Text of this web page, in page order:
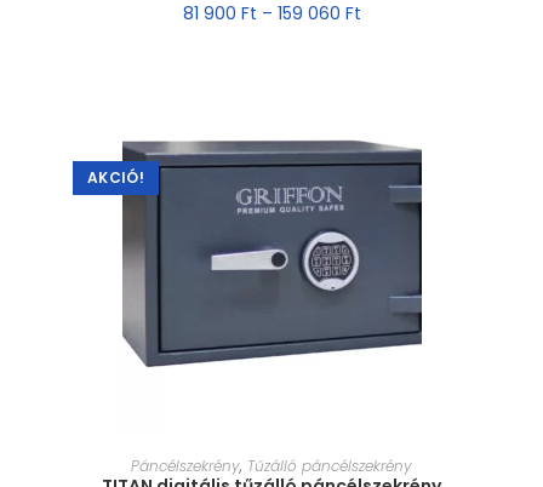
81 900 Ft – 159 060 Ft
AKCIÓ!
MÉRET VÁLASZTÁSA
Páncélszekrény, Tűzálló páncélszekrény